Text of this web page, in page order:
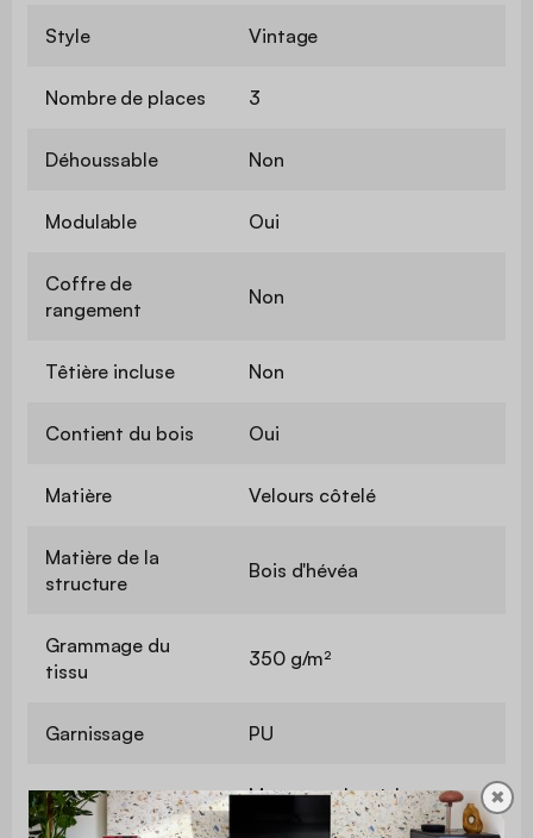
Style Vintage
Nombre de places 3
Déhoussable Non
Modulable Oui
Coffre de
rangement
Non
Têtière incluse Non
Contient du bois Oui
Matière Velours côtelé
Matière de la
structure
Bois d'hévéa
Grammage du
tissu
350 g/m²
Garnissage PU
Garnissage assise
Mousse polyuréthane
(29kg/m3)
✖